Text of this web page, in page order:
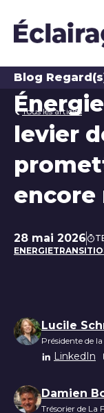
Blog
Tous les articles
levier
encore
Date de
28 mai 2026
ENERGIE
Liste des
Lucile
Présidente de
LinkedIn
Damien
Trésorier de La